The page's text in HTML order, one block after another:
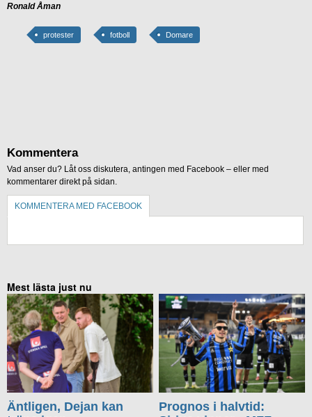
Ronald Åman
protester fotboll Domare
Kommentera
Vad anser du? Låt oss diskutera, antingen med Facebook – eller med
kommentarer direkt på sidan.
KOMMENTERA MED FACEBOOK
Mest lästa just nu
Äntligen, Dejan kan
Prognos i halvtid: